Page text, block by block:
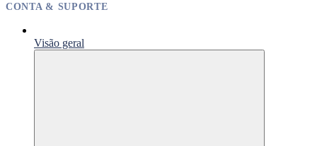
CONTA & SUPORTE
Visão geral